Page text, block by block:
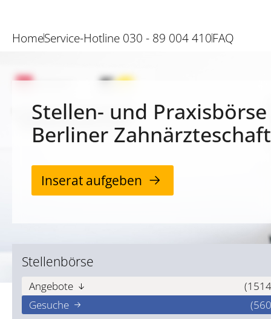
HomeService-Hotline 030 - 89 004 410FAQ
Stellen- und
Berliner Zahnärzteschaft
Inserat aufgeben
Stellenbörse
Angebote
Gesuche